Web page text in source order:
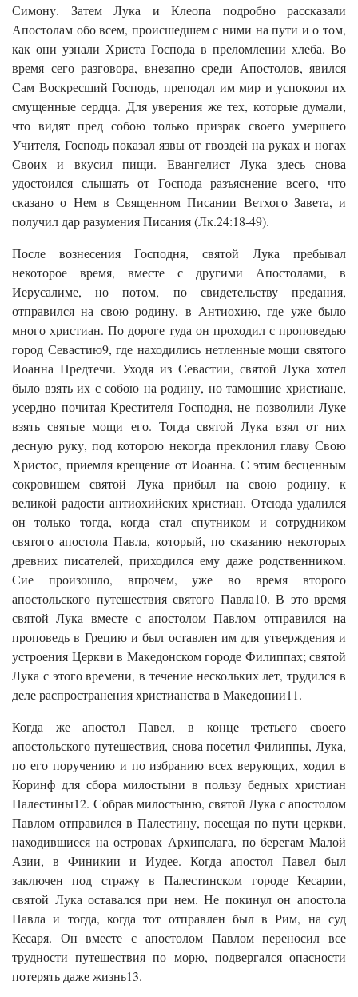
Симону. Затем Лука и Клеопа подробно рассказали
Апостолам обо всем, происшедшем с ними на пути и о том,
как они узнали Христа Господа в преломлении хлеба. Во
время сего разговора, внезапно среди Апостолов, явился
Сам Воскресший Господь, преподал им мир и успокоил их
смущенные сердца. Для уверения же тех, которые думали,
что видят пред собою только призрак своего умершего
Учителя, Господь показал язвы от гвоздей на руках и ногах
Своих и вкусил пищи. Евангелист Лука здесь снова
удостоился слышать от Господа разъяснение всего, что
сказано о Нем в Священном Писании Ветхого Завета, и
получил дар разумения Писания (Лк.24:18-49).
После вознесения Господня, святой Лука пребывал
некоторое время, вместе с другими Апостолами, в
Иерусалиме, но потом, по свидетельству предания,
отправился на свою родину, в Антиохию, где уже было
много христиан. По дороге туда он проходил с проповедью
город Севастию9, где находились нетленные мощи святого
Иоанна Предтечи. Уходя из Севастии, святой Лука хотел
было взять их с собою на родину, но тамошние христиане,
усердно почитая Крестителя Господня, не позволили Луке
взять святые мощи его. Тогда святой Лука взял от них
десную руку, под которою некогда преклонил главу Свою
Христос, приемля крещение от Иоанна. С этим бесценным
сокровищем святой Лука прибыл на свою родину, к
великой радости антиохийских христиан. Отсюда удалился
он только тогда, когда стал спутником и сотрудником
святого апостола Павла, который, по сказанию некоторых
древних писателей, приходился ему даже родственником.
Сие произошло, впрочем, уже во время второго
апостольского путешествия святого Павла10. В это время
святой Лука вместе с апостолом Павлом отправился на
проповедь в Грецию и был оставлен им для утверждения и
устроения Церкви в Македонском городе Филиппах; святой
Лука с этого времени, в течение нескольких лет, трудился в
деле распространения христианства в Македонии11.
Когда же апостол Павел, в конце третьего своего
апостольского путешествия, снова посетил Филиппы, Лука,
по его поручению и по избранию всех верующих, ходил в
Коринф для сбора милостыни в пользу бедных христиан
Палестины12. Собрав милостыню, святой Лука с апостолом
Павлом отправился в Палестину, посещая по пути церкви,
находившиеся на островах Архипелага, по берегам Малой
Азии, в Финикии и Иудее. Когда апостол Павел был
заключен под стражу в Палестинском городе Кесарии,
святой Лука оставался при нем. Не покинул он апостола
Павла и тогда, когда тот отправлен был в Рим, на суд
Кесаря. Он вместе с апостолом Павлом переносил все
трудности путешествия по морю, подвергался опасности
потерять даже жизнь13.